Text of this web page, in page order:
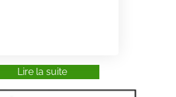
Lire la suite